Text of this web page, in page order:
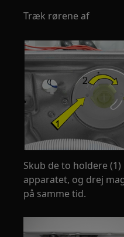
Træk rørene af
Skub de to holdere
apparatet, og drej
på samme tid.